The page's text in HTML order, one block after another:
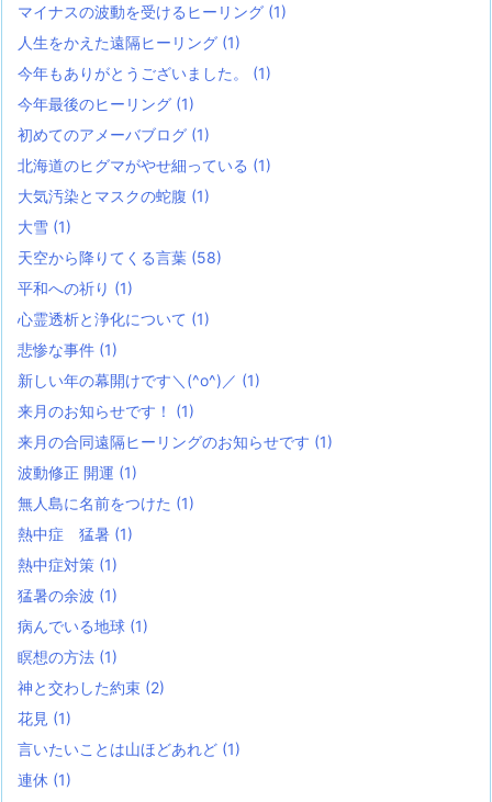
マイナスの波動を受けるヒーリング (1)
人生をかえた遠隔ヒーリング (1)
今年もありがとうございました。 (1)
今年最後のヒーリング (1)
初めてのアメーバブログ (1)
北海道のヒグマがやせ細っている (1)
大気汚染とマスクの蛇腹 (1)
大雪 (1)
天空から降りてくる言葉 (58)
平和への祈り (1)
心霊透析と浄化について (1)
悲惨な事件 (1)
新しい年の幕開けです＼(^o^)／ (1)
来月のお知らせです！ (1)
来月の合同遠隔ヒーリングのお知らせです (1)
波動修正 開運 (1)
無人島に名前をつけた (1)
熱中症 猛暑 (1)
熱中症対策 (1)
猛暑の余波 (1)
病んでいる地球 (1)
瞑想の方法 (1)
神と交わした約束 (2)
花見 (1)
言いたいことは山ほどあれど (1)
連休 (1)